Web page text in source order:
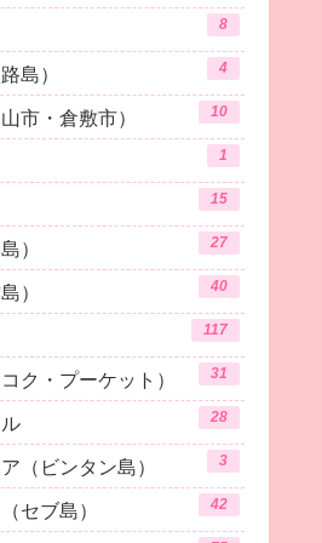
8
島） 4
市・倉敷市） 10
1
15
） 27
） 40
117
ク・プーケット） 31
28
（ビンタン島） 3
セブ島） 42